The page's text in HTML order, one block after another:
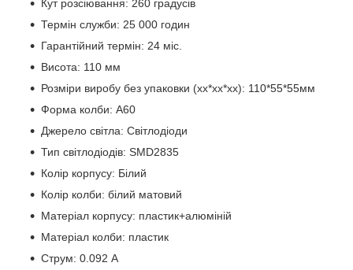
Кут розсіювання: 260 градусів
Термін служби: 25 000 годин
Гарантійний термін: 24 міс.
Висота: 110 мм
Розміри виробу без упаковки (хх*хх*хх): 110*55*55мм
Форма колби: A60
Джерело світла: Світлодіоди
Тип світлодіодів: SMD2835
Колір корпусу: Білий
Колір колби: білий матовий
Матеріал корпусу: пластик+алюміній
Матеріал колби: пластик
Струм: 0.092 А